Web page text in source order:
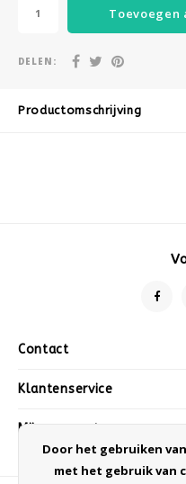
Toevoegen
DELEN:
Productomschrijving
Contact
Klantenservice
Mijn account
Door het gebruiken
met het gebruik van